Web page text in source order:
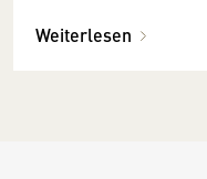
Weiterlesen